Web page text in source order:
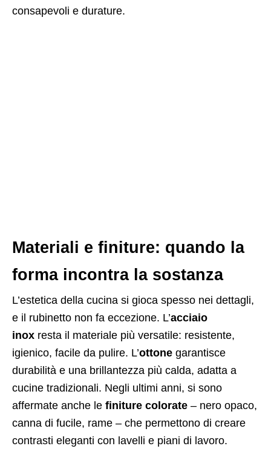
consapevoli e durature.
Materiali e finiture: quando la
forma incontra la sostanza
L’estetica della cucina si gioca spesso nei dettagli,
e il rubinetto non fa eccezione. L’acciaio
inox resta il materiale più versatile: resistente,
igienico, facile da pulire. L’ottone garantisce
durabilità e una brillantezza più calda, adatta a
cucine tradizionali. Negli ultimi anni, si sono
affermate anche le finiture colorate – nero opaco,
canna di fucile, rame – che permettono di creare
contrasti eleganti con lavelli e piani di lavoro.